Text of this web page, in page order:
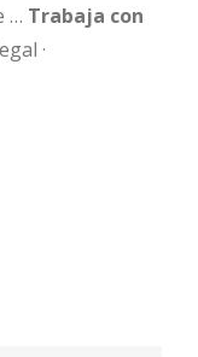
… Trabaja con
·